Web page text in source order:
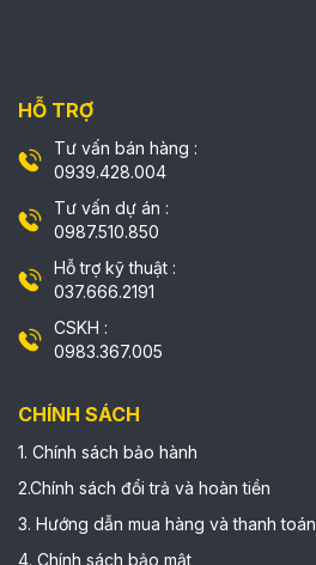
HỖ TRỢ
Tư vấn bán hàng :
0939.428.004
Tư vấn dự án :
0987.510.850
Hỗ trợ kỹ thuật :
037.666.2191
CSKH :
0983.367.005
CHÍNH SÁCH
1. Chính sách bảo hành
2.Chính sách đổi trả và hoàn tiền
3. Hướng dẫn mua hàng và thanh toán
4. Chính sách bảo mật